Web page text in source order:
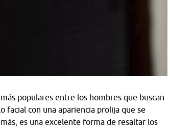
populares entre los hombres que buscan
facial con una apariencia prolija que se
es una excelente forma de resaltar los